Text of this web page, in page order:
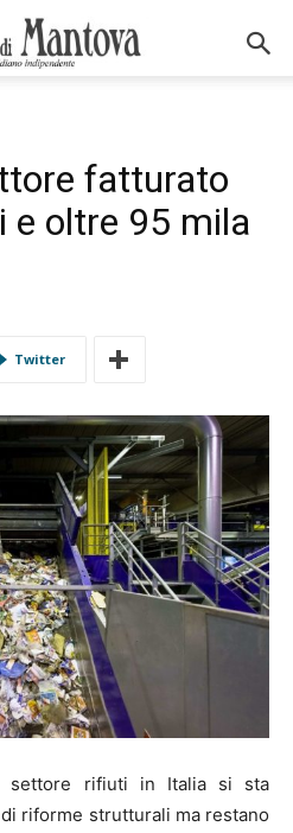
fatturato
e oltre 95 mila
Twitter
Il settore rifiuti in Italia si sta
riforme strutturali ma restano